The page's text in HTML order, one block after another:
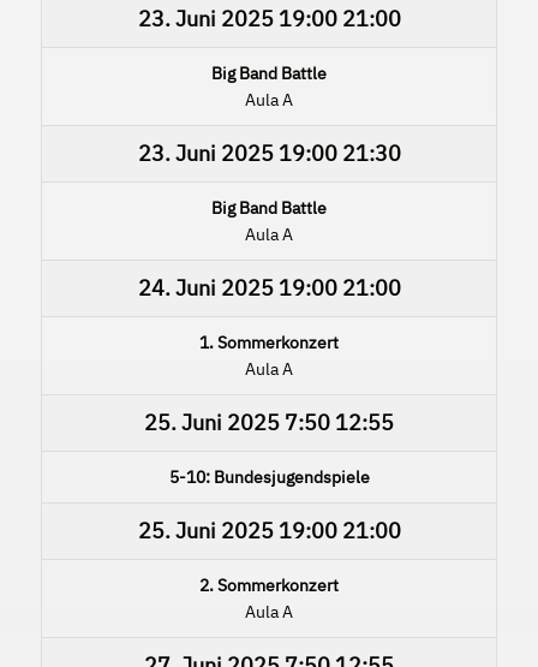
23. Juni 202519:00 21:00
Big Band Battle
Aula A
23. Juni 202519:00 21:30
Big Band Battle
Aula A
24. Juni 202519:00 21:00
1. Sommerkonzert
Aula A
25. Juni 2025 7:50 12:55
5-10: Bundesjugendspiele
25. Juni 202519:00 21:00
2. Sommerkonzert
Aula A